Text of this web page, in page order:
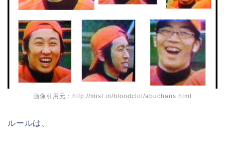
画像引用元：http://mist.in/bloodclot/abuchans.html
ルールは、